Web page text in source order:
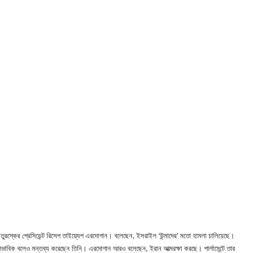
প্রেসিডেন্ট রিসেপ তাইয়্যেপ এরদোগান। বলেছেন, ইসরাইল ‘উন্মাদের’ মতো হামলা চালিয়েছে।
বলেও মন্তব্য করেছেন তিনি। এরদোগান আরও বলেছেন, ইরান আত্মরক্ষা করছে। পার্লামেন্টে তার